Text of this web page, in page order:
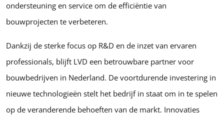
ondersteuning en service om de efficiëntie van
bouwprojecten te verbeteren.
Dankzij de sterke focus op R&D en de inzet van ervaren
professionals, blijft LVD een betrouwbare partner voor
bouwbedrijven in Nederland. De voortdurende investering in
nieuwe technologieën stelt het bedrijf in staat om in te spelen
op de veranderende behoeften van de markt. Innovaties